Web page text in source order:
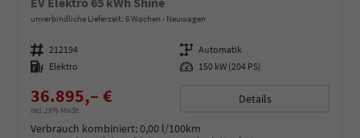
EV Elektro 65 kWh Shine
unverbindliche Lieferzeit: 6 Wochen Neuwagen
Fahrzeugnummer 212194 Getriebe Automatik
Kraftstoff Elektro Leistung 150 kW (204 PS)
36.895,– €
incl. 19% MwSt.
Details
Verbrauch kombiniert:0,00 l/100km